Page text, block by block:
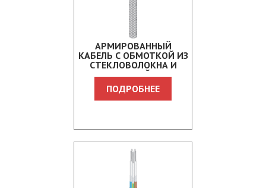
АРМИРОВАННЫЙ
КАБЕЛЬ С ОБМОТКОЙ ИЗ
СТЕКЛОВОЛОКНА И
ОПЛЕТКОЙ ИЗ
СТЕКЛОВОЛОКНА
NCCMST
ПОДРОБНЕЕ